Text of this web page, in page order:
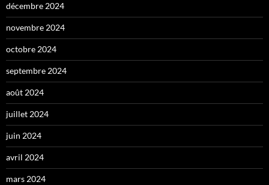
décembre 2024
novembre 2024
octobre 2024
septembre 2024
août 2024
juillet 2024
juin 2024
avril 2024
mars 2024